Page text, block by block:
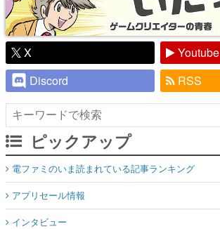
X
Youtube
Discord
RSS
ピックアップ
電ファミのいま読まれている記事ランキング
アプリセール情報
インタビュー